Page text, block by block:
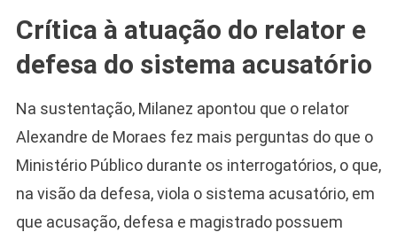
Crítica à atuação do relator e
defesa do sistema acusatório
Na sustentação, Milanez apontou que o relator
Alexandre de Moraes fez mais perguntas do que o
Ministério Público durante os interrogatórios, o que,
na visão da defesa, viola o sistema acusatório, em
que acusação, defesa e magistrado possuem
Camiseta Camisa
Bolsonaro Presidente
2026 Pátria Brasil 6 X
R$60,00 R$99,00 -39%
Ver no MERCADO
LIVRE